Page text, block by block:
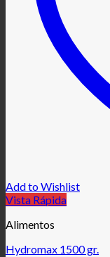
Add to Wishlist
Vista Rápida
Alimentos
Hydromax 1500 gr.